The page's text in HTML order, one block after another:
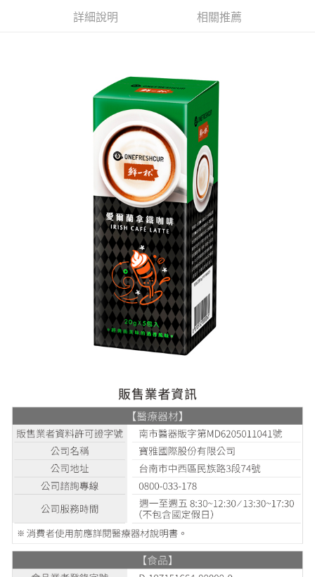
https://aftee.tw/terms/#terms3
３．未成年的使用者請事先徵得法定代理人或監護人之同意方可使用
「AFTEE先享後付」，若未經同意申辦者引起之損失，本公司不負相關責
４．使用「AFTEE先享後付」時，將依據個別帳號之用戶狀況，依本公司即
時審查核予不同之上限額度；若仍有額度不足之情形，本公司將視審查結果
請求用戶進行身份認證。
５．嚴禁一人註冊多個帳號或使用他人資訊註冊。若發現惡意使用之情形，
恩沛科技股份有限公司將有權停止該用戶之使用額度並採取法律行動。
每筆NT$65，滿NT$490(含以上)免運費
每筆NT$100，滿NT$790(含以上)免運費
付款後寶雅門市自取(由倉庫統一出貨)
每筆NT$80，滿NT$290(含以上)免運費
詳細說明 相關推薦